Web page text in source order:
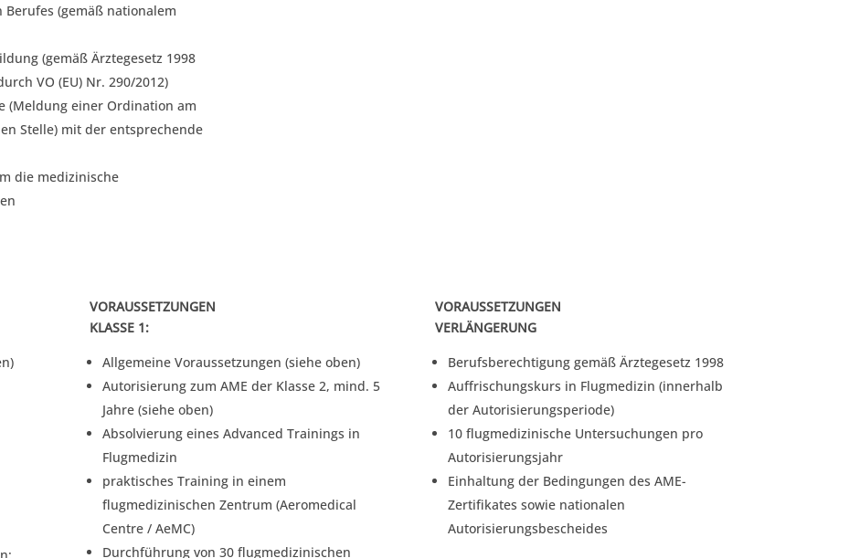
(gemäß nationalem
(gemäß Ärztegesetz 1998
VO (EU) Nr. 290/2012)
(Meldung einer Ordination am
Stelle) mit der entsprechende
die medizinische
VORAUSSETZUNGEN
KLASSE 1:
Allgemeine Voraussetzungen (siehe oben)
Autorisierung zum AME der Klasse 2, mind. 5
Jahre (siehe oben)
Absolvierung eines Advanced Trainings in
Flugmedizin
praktisches Training in einem
flugmedizinischen Zentrum (Aeromedical
Centre / AeMC)
Durchführung von 30 flugmedizinischen
VORAUSSETZUNGEN
VERLÄNGERUNG
Berufsberechtigung gemäß Ärztegesetz 1998
Auffrischungskurs in Flugmedizin (innerhalb
der Autorisierungsperiode)
10 flugmedizinische Untersuchungen pro
Autorisierungsjahr
Einhaltung der Bedingungen des AME-
Zertifikates sowie nationalen
Autorisierungsbescheides